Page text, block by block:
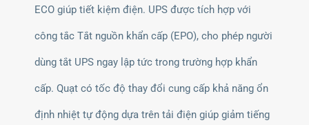
ECO giúp tiết kiệm điện. UPS được tích hợp với
công tắc Tắt nguồn khẩn cấp (EPO), cho phép người
dùng tắt UPS ngay lập tức trong trường hợp khẩn
cấp. Quạt có tốc độ thay đổi cung cấp khả năng ổn
định nhiệt tự động dựa trên tải điện giúp giảm tiếng